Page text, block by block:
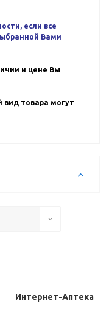
если все
Вами
и цене Вы
вид товара могут
Интернет-Аптека